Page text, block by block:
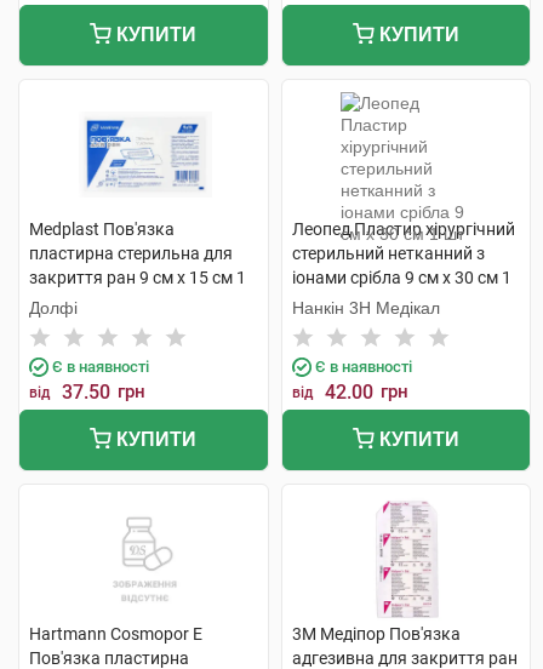
КУПИТИ КУПИТИ
Medplast Пов'язка
пластирна стерильна для
закриття ран 9 см х 15 см 1
шт
Долфі
Є в наявності
від 37.50 грн
КУПИТИ
Леопед Пластир хірургічний
стерильний нетканний з
іонами срібла 9 см х 30 см 1
шт
Нанкін 3H Медікал
Є в наявності
від 42.00 грн
КУПИТИ
Hartmann Cosmopor E
Пов'язка пластирна
3M Медіпор Пов'язка
адгезивна для закриття ран